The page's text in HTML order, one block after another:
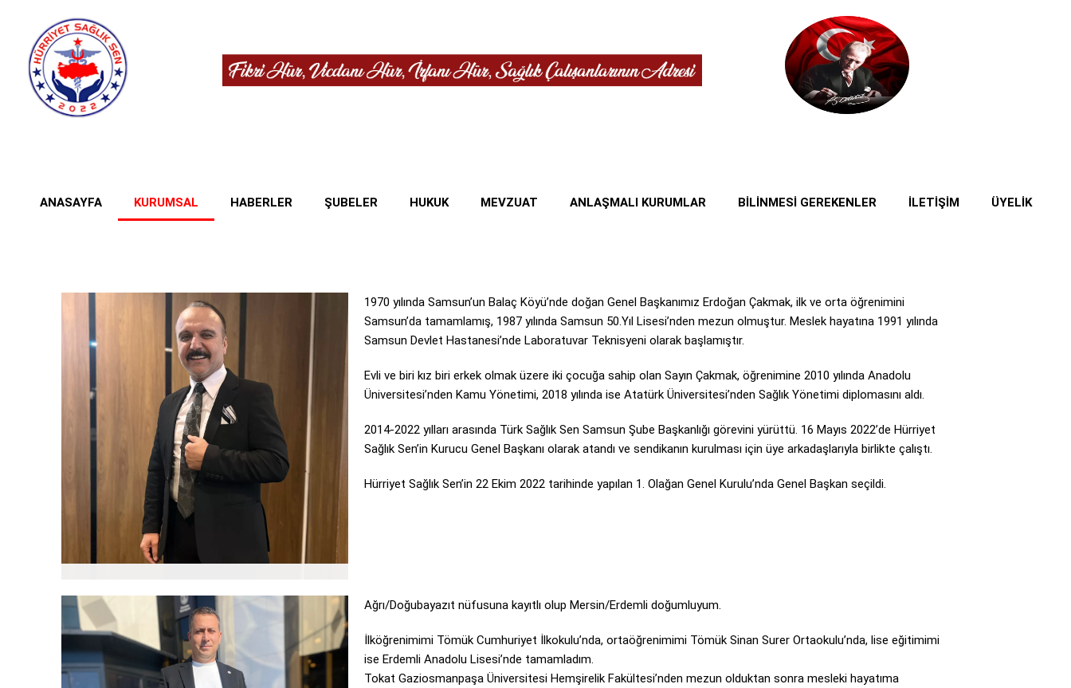
ANASAYFA KURUMSAL HABERLER ŞUBELER HUKUK MEVZUAT ANLAŞMALI KURUMLAR BİLİNMESİ GEREKENLER İLETİŞİM ÜYELİK
Erdoğan ÇAKMAK
Genel Başkan
1970 yılında Samsun’un Balaç Köyü’nde doğan Genel Başkanımız Erdoğan Çakmak, ilk ve orta öğrenimini
Samsun’da tamamlamış, 1987 yılında Samsun 50.Yıl Lisesi’nden mezun olmuştur. Meslek hayatına 1991 yılında
Samsun Devlet Hastanesi’nde Laboratuvar Teknisyeni olarak başlamıştır.
Evli ve biri kız biri erkek olmak üzere iki çocuğa sahip olan Sayın Çakmak, öğrenimine 2010 yılında Anadolu
Üniversitesi’nden Kamu Yönetimi, 2018 yılında ise Atatürk Üniversitesi’nden Sağlık Yönetimi diplomasını aldı.
2014-2022 yılları arasında Türk Sağlık Sen Samsun Şube Başkanlığı görevini yürüttü. 16 Mayıs 2022’de Hürriyet
Sağlık Sen’in Kurucu Genel Başkanı olarak atandı ve sendikanın kurulması için üye arkadaşlarıyla birlikte çalıştı.
Hürriyet Sağlık Sen’in 22 Ekim 2022 tarihinde yapılan 1. Olağan Genel Kurulu’nda Genel Başkan seçildi.
Ağrı/Doğubayazıt nüfusuna kayıtlı olup Mersin/Erdemli doğumluyum.
İlköğrenimimi Tömük Cumhuriyet İlkokulu’nda, ortaöğrenimimi Tömük Sinan Surer Ortaokulu’nda, lise eğitimimi
ise Erdemli Anadolu Lisesi’nde tamamladım.
Tokat Gaziosmanpaşa Üniversitesi Hemşirelik Fakültesi’nden mezun olduktan sonra mesleki hayatıma